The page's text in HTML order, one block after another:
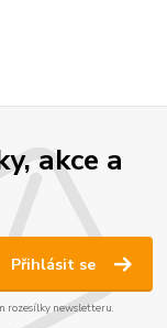
akce a
Přihlásit se
rozesílky newsletteru.